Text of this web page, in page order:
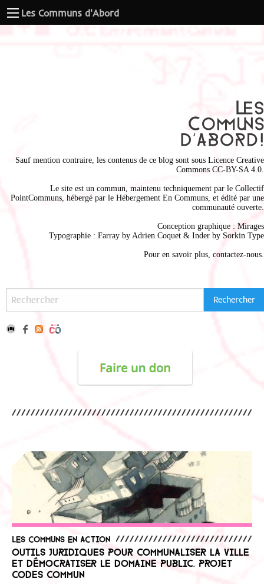
Les Communs d'Abord
Sauf mention contraire, les contenus de ce blog sont sous Licence Creative
Commons CC-BY-SA 4.0
Le site est un commun, maintenu techniquement par le Collectif
PointCommuns , hébergé par le Hébergement En Communs , et édité par une
communauté ouverte.
Conception graphique : Mirages
Typographie : Farray by Adrien Coquet & Inder by Sorkin Type
Pour en savoir plus, contactez-nous
Les communs en action
Outils juridiques pour communaliser la ville
et démocratiser le domaine public. Projet
Codes Commun